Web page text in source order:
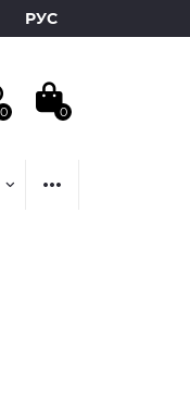
РУС
0 0